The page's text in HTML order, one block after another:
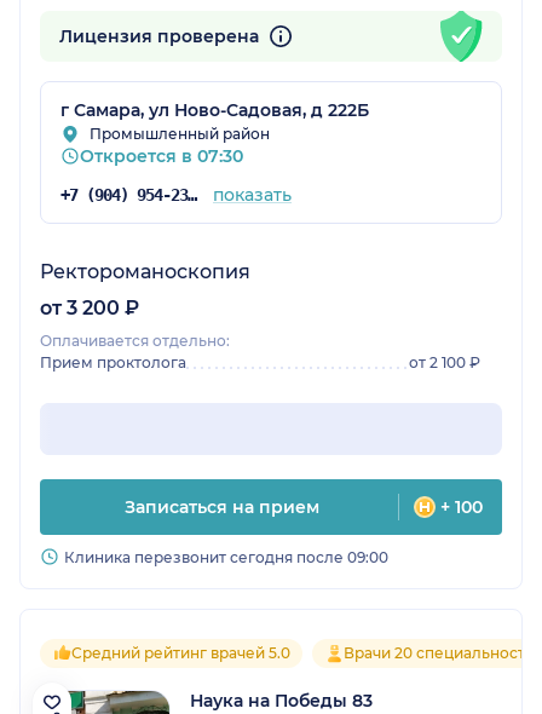
Лицензия проверена
г Самара, ул Ново-Садовая, д 222Б
Промышленный район
Откроется в 07:30
+7 (904) 954-23-83 показать
Ректороманоскопия
от 3 200 ₽
Оплачивается отдельно:
Прием проктолога
от 2 100 ₽
Записаться на прием + 100
Клиника перезвонит сегодня после 09:00
Средний рейтинг врачей 5.0 Врачи 20
Наука на Победы 83